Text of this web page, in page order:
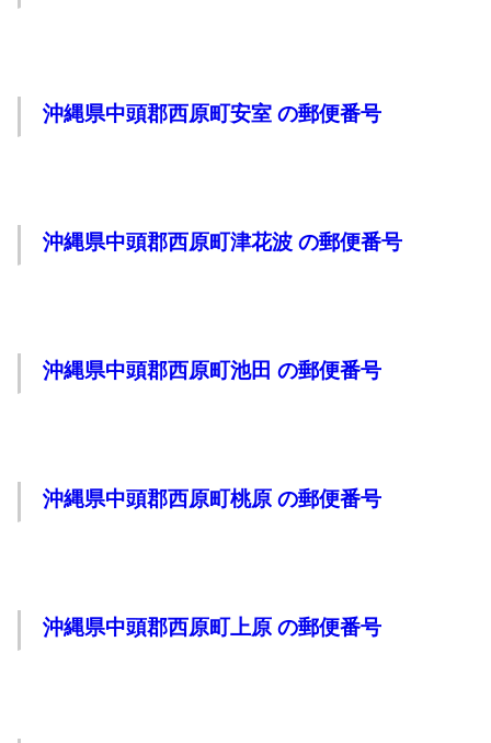
沖縄県中頭郡西原町安室 の郵便番号
沖縄県中頭郡西原町津花波 の郵便番号
沖縄県中頭郡西原町池田 の郵便番号
沖縄県中頭郡西原町桃原 の郵便番号
沖縄県中頭郡西原町上原 の郵便番号